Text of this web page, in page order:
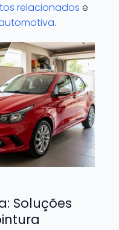
relacionados e
.
Soluções